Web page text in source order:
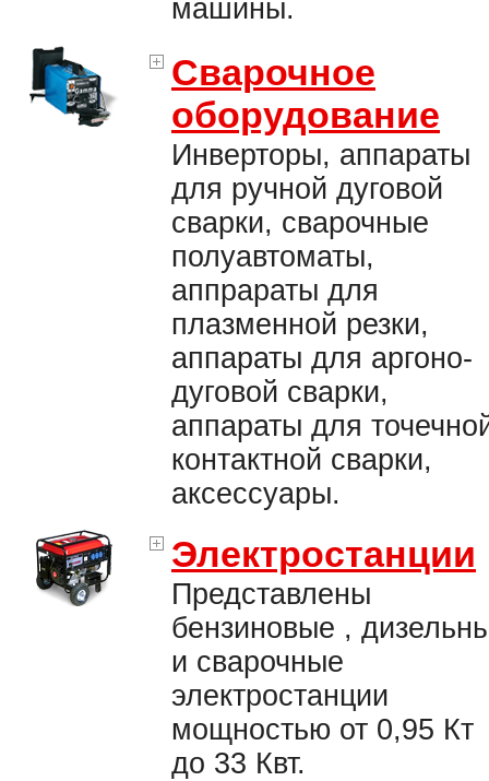
машины.
Сварочное
оборудование
Инверторы, аппараты
для ручной дуговой
сварки, сварочные
полуавтоматы,
аппрараты для
плазменной резки,
аппараты для аргоно-
дуговой сварки,
аппараты для
контактной сварки,
аксессуары.
Электростанции
Представлены
бензиновые ,
и сварочные
электростанции
мощностью от 0,95 Кт
до 33 Квт.